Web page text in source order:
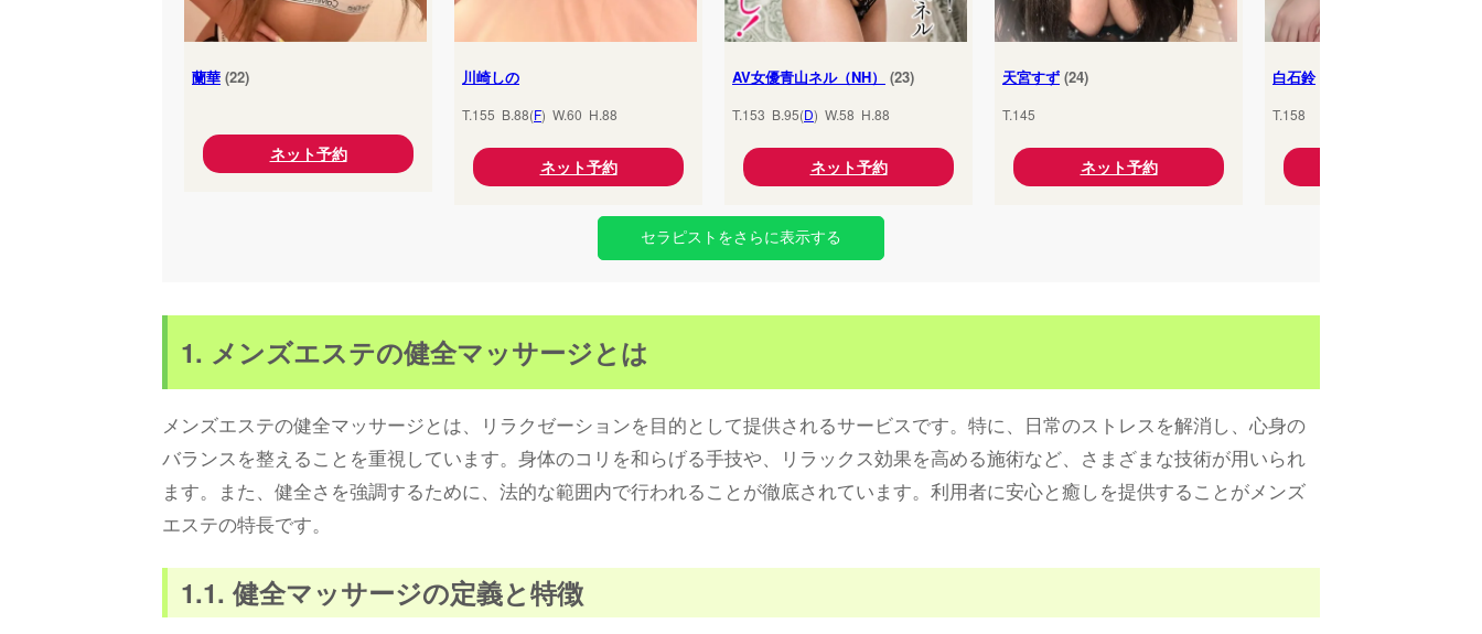
蘭華 (22)
ネット予約
川崎しの
T.155 B.88(F) W.60 H.88
ネット予約
AV女優青山ネル（NH） (23)
T.153 B.95(D) W.58 H.88
ネット予約
天宮すず (24)
T.145
ネット予約
白石鈴(25)
T.158
セラピストをさらに表示する
1. メンズエステの健全マッサージとは
メンズエステの健全マッサージとは、リラクゼーションを目的として提供されるサービスです。特に、日常のストレスを解消し、心身の
バランスを整えることを重視しています。身体のコリを和らげる手技や、リラックス効果を高める施術など、さまざまな技術が用いられ
ます。また、健全さを強調するために、法的な範囲内で行われることが徹底されています。利用者に安心と癒しを提供することがメンズ
エステの特長です。
1.1. 健全マッサージの定義と特徴